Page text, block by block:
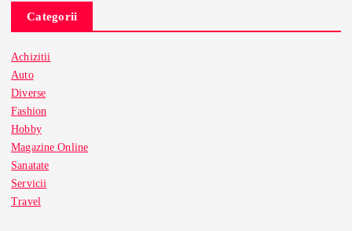
Categorii
Achizitii
Auto
Diverse
Fashion
Hobby
Magazine Online
Sanatate
Servicii
Travel